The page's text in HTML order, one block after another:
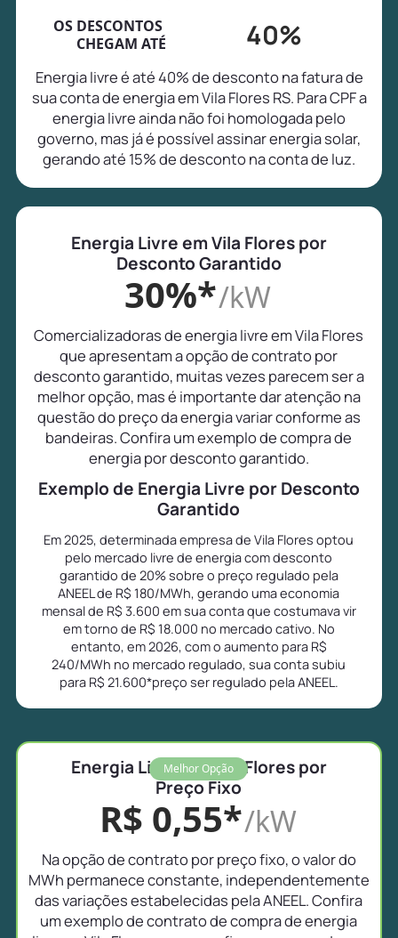
OS DESCONTOS
CHEGAM ATÉ
40%
Energia livre é até 40% de desconto na fatura de
sua conta de energia em Vila Flores RS. Para CPF a
energia livre ainda não foi homologada pelo
governo, mas já é possível assinar energia solar,
gerando até 15% de desconto na conta de luz.
Energia Livre em Vila Flores por
Desconto Garantido
30%*/kW
Comercializadoras de energia livre em Vila Flores
que apresentam a opção de contrato por
desconto garantido, muitas vezes parecem ser a
melhor opção, mas é importante dar atenção na
questão do preço da energia variar conforme as
bandeiras. Confira um exemplo de compra de
energia por desconto garantido.
Exemplo de Energia Livre por Desconto
Garantido
Em 2025, determinada empresa de Vila Flores optou
pelo mercado livre de energia com desconto
garantido de 20% sobre o preço regulado pela
ANEEL de R$ 180/MWh, gerando uma economia
mensal de R$ 3.600 em sua conta que costumava vir
em torno de R$ 18.000 no mercado cativo. No
entanto, em 2026, com o aumento para R$
240/MWh no mercado regulado, sua conta subiu
para R$ 21.600*preço ser regulado pela ANEEL.
Melhor Opção
Energia Livre em Vila Flores por
Preço Fixo
R$ 0,55*/kW
Na opção de contrato por preço fixo, o valor do
MWh permanece constante, independentemente
das variações estabelecidas pela ANEEL. Confira
um exemplo de contrato de compra de energia